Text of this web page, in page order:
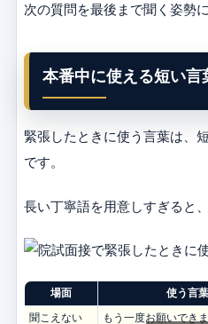
次の質問を最後まで聞く姿勢
本番中に使える短い言
緊張したときに使う言葉は、
です。
長い丁寧語を用意しすぎると
場面 使う言葉
聞こえない
もう一度お願いでき